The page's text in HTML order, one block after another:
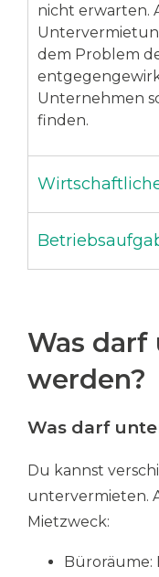
nicht erwarten.
dem Problem
Unternehmen
finden.
Was
werden?
Was darf
Du kannst
untervermieten.
Mietzweck:
Büroräume: